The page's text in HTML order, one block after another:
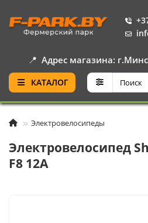
📍 Адрес магазина:
КАТАЛОГ
Электровелосипеды
Электровелосипед
F8 12A